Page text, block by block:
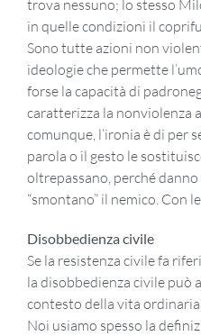
trova nessuno; lo stesso
in quelle condizioni il
Sono tutte azioni non
ideologie che permette
forse la capacità di
caratterizza la nonviolenza
comunque, l’ironia è di per
parola o il gesto le
oltrepassano, perché
“smontano” il nemico. Con
Disobbedienza civile
Se la resistenza civile fa
la disobbedienza civile può
contesto della vita
Noi usiamo spesso la